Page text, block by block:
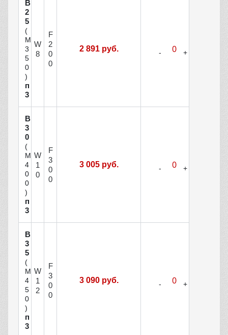
В
2
5
(
М
3
5
0
)
п
3
W
8
F
2
0
0
2 891 руб.
В
3
0
(
М
4
0
0
)
п
3
W
1
0
F
3
0
0
3 005 руб.
В
3
5
(
М
4
5
0
)
п
3
W
1
2
F
3
0
0
3 090 руб.